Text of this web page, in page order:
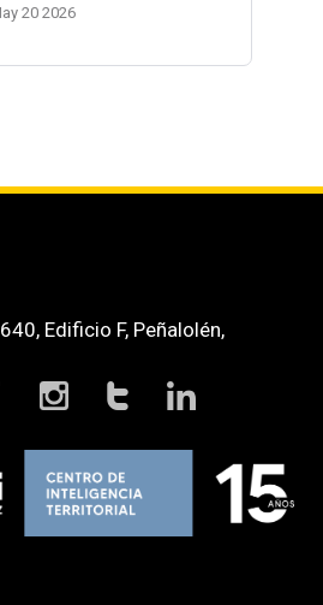
20 2026
Edificio F, Peñalolén,